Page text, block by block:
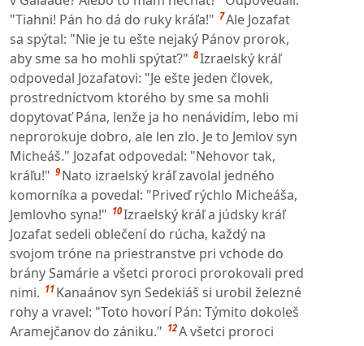
"Tiahni! Pán ho dá do ruky kráľa!" 7Ale Jozafat
sa spýtal: "Nie je tu ešte nejaký Pánov prorok,
aby sme sa ho mohli spýtať?" 8Izraelský kráľ
odpovedal Jozafatovi: "Je ešte jeden človek,
prostredníctvom ktorého by sme sa mohli
dopytovať Pána, lenže ja ho nenávidím, lebo mi
neprorokuje dobro, ale len zlo. Je to Jemlov syn
Micheáš." Jozafat odpovedal: "Nehovor tak,
kráľu!" 9 Nato izraelský kráľ zavolal jedného
komorníka a povedal: "Priveď rýchlo Micheáša,
Jemlovho syna!" 10Izraelský kráľ a júdsky kráľ
Jozafat sedeli oblečení do rúcha, každý na
svojom tróne na priestranstve pri vchode do
brány Samárie a všetci proroci prorokovali pred
nimi. 11 Kanaánov syn Sedekiáš si urobil železné
rohy a vravel: "Toto hovorí Pán: Týmito dokoleš
Aramejčanov do zániku." 12A všetci proroci